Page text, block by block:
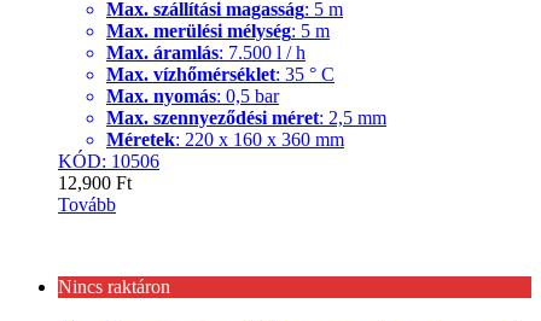
Max. szállítási magasság: 5 m
Max. merülési mélység: 5 m
Max. áramlás: 7.500 l / h
Max. vízhőmérséklet: 35 ° C
Max. nyomás: 0,5 bar
Max. szennyeződési méret: 2,5 mm
Méretek: 220 x 160 x 360 mm
KÓD: 10506
12,900 Ft
Tovább
Nincs raktáron